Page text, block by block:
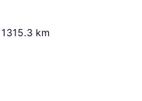
1315.3 km